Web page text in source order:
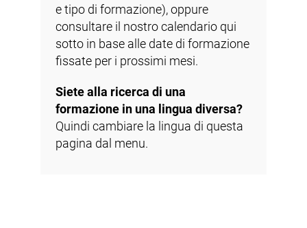
e tipo di formazione), oppure
consultare il nostro calendario qui
sotto in base alle date di formazione
fissate per i prossimi mesi.
Siete alla ricerca di una
formazione in una lingua diversa?
Quindi cambiare la lingua di questa
pagina dal menu.